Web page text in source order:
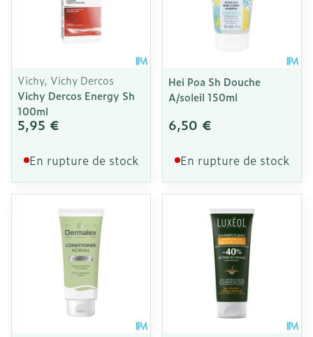
Vichy, Vichy Dercos
Vichy Dercos Energy Sh
100ml
5,95 €
En rupture de stock
Hei Poa Sh Douche
A/soleil 150ml
6,50 €
En rupture de stock